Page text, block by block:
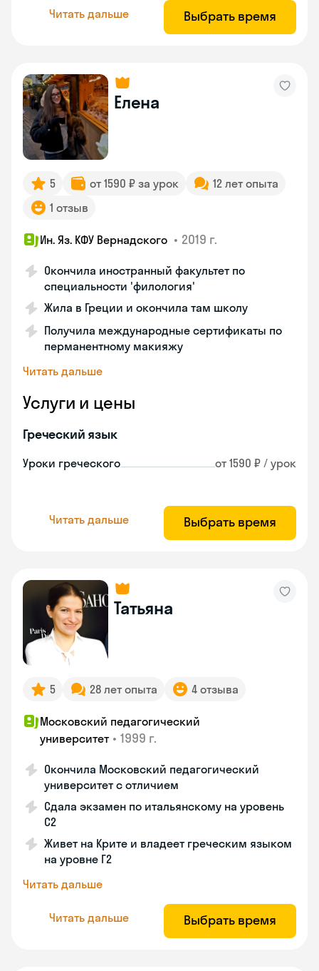
Читать дальше Выбрать время
Елена
5 от 1590 ₽ за урок
12 лет опыта
1 отзыв
Ин. Яз. КФУ Вернадского • 2019 г.
Окончила иностранный факультет по
специальности 'филология'
Жила в Греции и окончила там школу
Получила международные сертификаты по
перманентному макияжу
Читать дальше
Услуги и цены
Греческий язык
Уроки греческого от 1590 ₽ / урок
Читать дальше Выбрать время
Татьяна
5 28 лет опыта 4 отзыва
Московский педагогический
университет • 1999 г.
Окончила Московский педагогический
университет с отличием
Сдала экзамен по итальянскому на уровень
С2
Живет на Крите и владеет греческим языком
на уровне Г2
Читать дальше
Читать дальше Выбрать время